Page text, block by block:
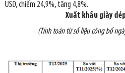
USD, chiếm 24,9%, tăng 4,8%.
Xuất khẩu giày
(Tính toán từ số liệu công bố